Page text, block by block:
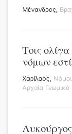
Μένανδρος,
Τοις
νόμων
Χαρίλαος, Νόμοι
Αρχαία Γνωμικά